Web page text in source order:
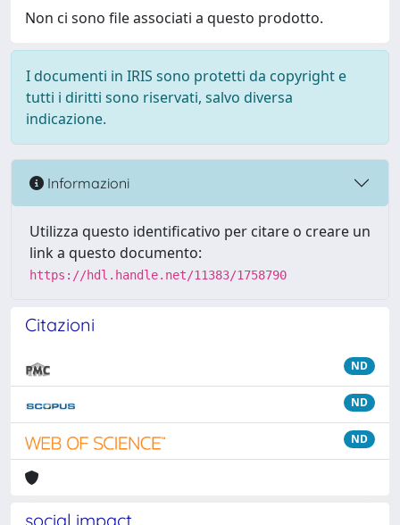
Non ci sono file associati a questo prodotto.
I documenti in IRIS sono protetti da copyright e
tutti i diritti sono riservati, salvo diversa
indicazione.
Informazioni
Utilizza questo identificativo per citare o creare un
link a questo documento:
https://hdl.handle.net/11383/1758790
Citazioni
ND
ND
ND
social impact